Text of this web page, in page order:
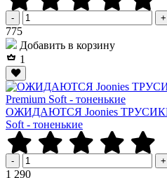
- +
775Р
Добавить в корзину
1
ОЖИДАЮТСЯ Joonies ТРУСИКИ,
Soft - тоненькие
- +
1 290Р